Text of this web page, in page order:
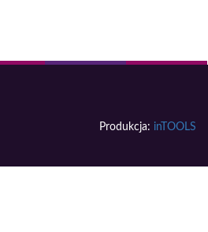
Produkcja: inTOOLS